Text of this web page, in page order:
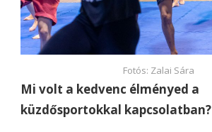
Fotós: Zalai Sára
Mi volt a kedvenc élményed a
küzdősportokkal kapcsolatban?